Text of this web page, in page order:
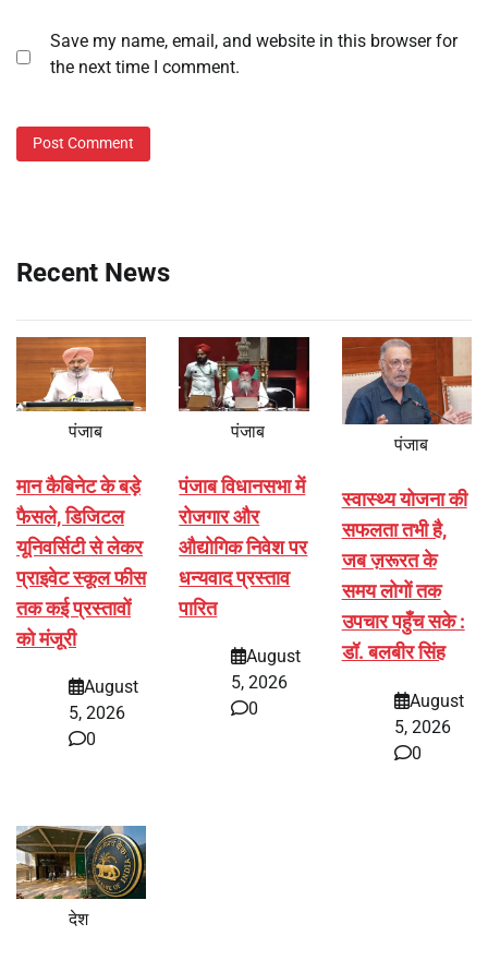
Save my name, email, and website in this browser for
the next time I comment.
Recent News
पंजाब
मान कैबिनेट के बड़े
फैसले, डिजिटल
यूनिवर्सिटी से लेकर
प्राइवेट स्कूल फीस
तक कई प्रस्तावों
को मंजूरी
August
5, 2026
0
पंजाब
पंजाब विधानसभा में
रोजगार और
औद्योगिक निवेश पर
धन्यवाद प्रस्ताव
पारित
August
5, 2026
0
पंजाब
स्वास्थ्य योजना की
सफलता तभी है,
जब ज़रूरत के
समय लोगों तक
उपचार पहुँच सके :
डॉ. बलबीर सिंह
August
5, 2026
0
देश